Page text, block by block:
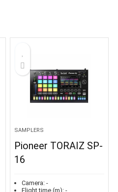
SAMPLERS
Pioneer TORAIZ SP-
16
Camera: -
Flight time (m): -